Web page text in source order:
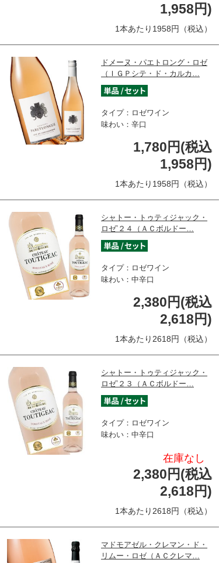
1,958円)
1本あたり1958円（税込）
ドメーヌ・パエトロング・ロゼ
（ＩＧＰシテ・ド・カルカ…
タイプ：ロゼワイン
味わい：辛口
1,780円(税込
1,958円)
1本あたり1958円（税込）
シャトー・トゥティジャック・
ロゼ’２４（ＡＣボルドー…
タイプ：ロゼワイン
味わい：中辛口
2,380円(税込
2,618円)
1本あたり2618円（税込）
シャトー・トゥティジャック・
ロゼ’２３（ＡＣボルドー…
タイプ：ロゼワイン
味わい：中辛口
在庫なし
2,380円(税込
2,618円)
1本あたり2618円（税込）
マドモアゼル・クレマン・ド・
リムー・ロゼ（ＡＣクレマ…